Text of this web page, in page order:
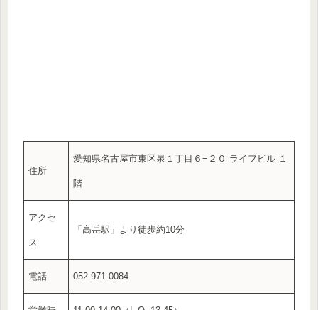
住所
愛知県名古屋市東区泉１丁目６−２０ ライフビル １
階
アクセ
ス
「高岳駅」より徒歩約10分
電話 052-971-0084